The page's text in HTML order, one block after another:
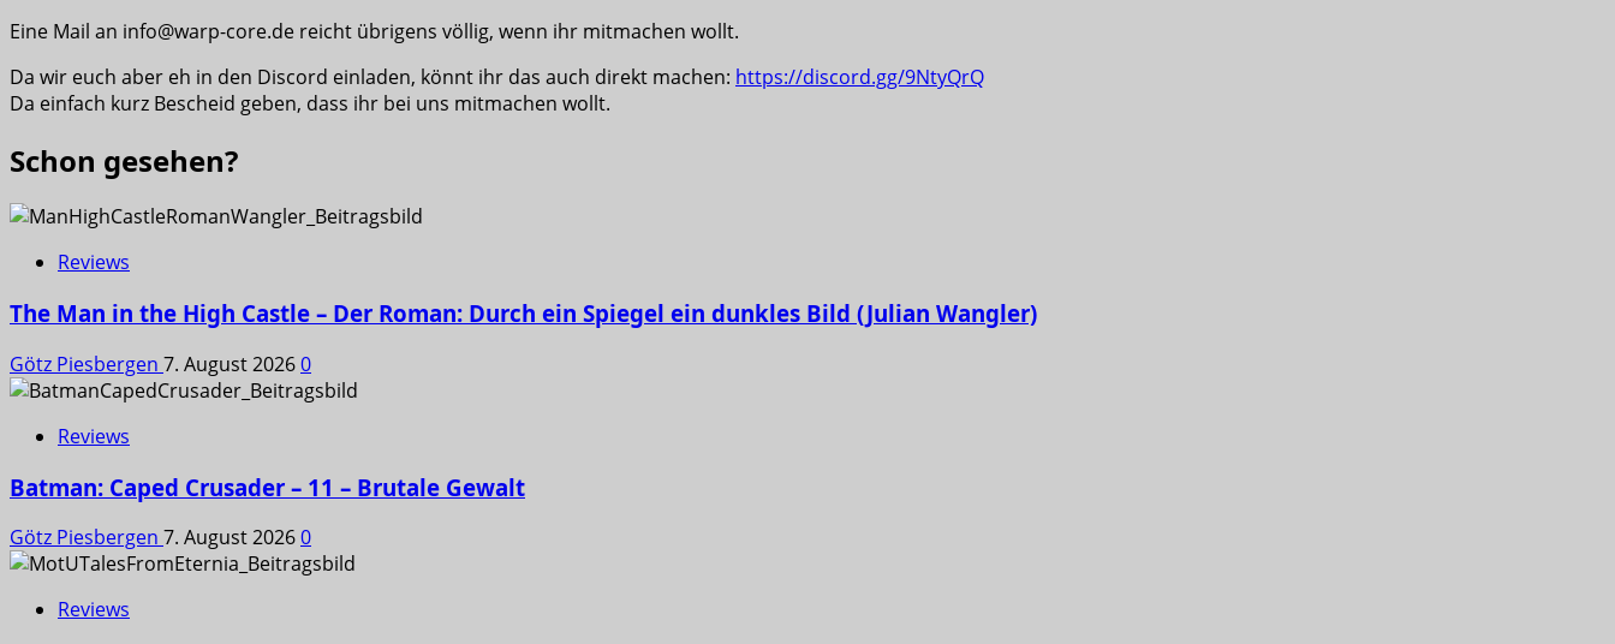
Eine Mail an info@warp-core.de reicht übrigens völlig, wenn ihr mitmachen wollt.
Da wir euch aber eh in den Discord einladen, könnt ihr das auch direkt machen: https://discord.gg/9NtyQrQ
Da einfach kurz Bescheid geben, dass ihr bei uns mitmachen wollt.
Schon gesehen?
Reviews
The Man in the High Castle – Der Roman: Durch ein Spiegel ein dunkles Bild (Julian Wangler)
Götz Piesbergen 7. August 20260
Reviews
Batman: Caped Crusader – 11 – Brutale Gewalt
Götz Piesbergen 7. August 20260
Reviews